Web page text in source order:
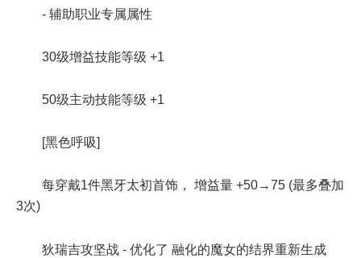
- 辅助职业专属属性
30级增益技能等级 +1
50级主动技能等级 +1
[黑色呼吸]
每穿戴1件黑牙太初首饰， 增益量 +50→75 (最多叠加
3次)
狄瑞吉攻坚战 - 优化了 融化的魔女的结界重新生成